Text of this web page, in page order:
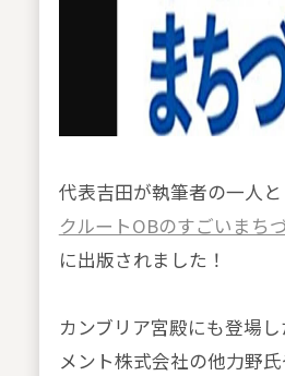
代表吉田が執筆者の一人
クルートOBのすごいまち
に出版されました！
カンブリア宮殿にも登場
メント株式会社の他力野